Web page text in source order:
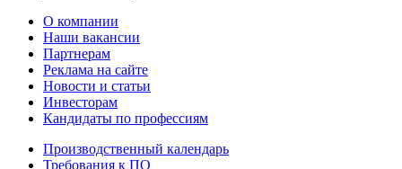
О компании
Наши вакансии
Партнерам
Реклама на сайте
Новости и статьи
Инвесторам
Кандидаты по профессиям
Производственный календарь
Требования к ПО